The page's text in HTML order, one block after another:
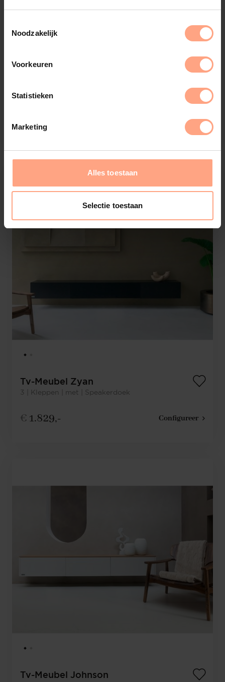
Noodzakelijk
Voorkeuren
Statistieken
Marketing
Alles toestaan
Selectie toestaan
3-kleppen | Hangend
€1.659,- Configureer
Tv-Meubel Zyan
3 | Kleppen | met | Speakerdoek
€ 1.829,- Configureer
Tv-Meubel Johnson